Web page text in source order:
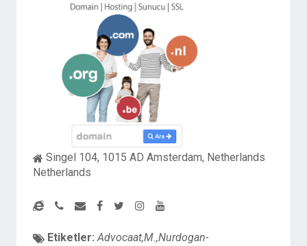
Singel 104, 1015 AD Amsterdam, Netherlands
Netherlands
Etiketler: Advocaat,M.,Nurdogan-